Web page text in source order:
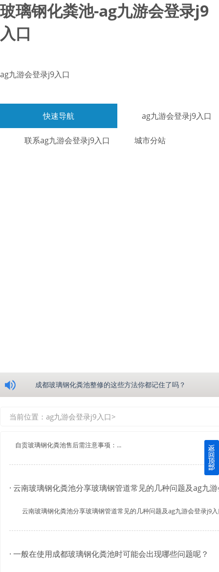
玻璃钢化粪池-ag九游会登录j9
入口
ag九游会登录j9入口
快速导航 ag九游会登录j9入口
联系ag九游会登录j9入口 城市分站
成都玻璃钢化粪池整修的这些方法你都记住了吗？
四川玻璃钢化粪池逐渐取代传统玻璃钢化粪池的这几点原因
关于重庆玻璃钢化粪池的这些基础知识你都记住了吗？
四川玻璃钢化粪池选购时应该如何进行挑选？
在安装绵阳玻璃钢化粪池时可能遇到这些难题
使用成都玻璃钢化粪池的七大好处你都记住了吗？
当前位置： ag九游会登录j9入口>
自贡玻璃钢化粪池售后需注意事项：...
· 云南玻璃钢化粪池分享玻璃钢管道常见的几种问题及ag九
云南玻璃钢化粪池分享玻璃钢管道常见的几种问题及ag九游会登录j9入
· 一般在使用成都玻璃钢化粪池时可能会出现哪些问题呢？